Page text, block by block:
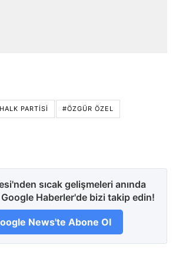
PARTİSİ #ÖZGÜR ÖZEL
sıcak gelişmeleri anında
Haberler'de bizi takip edin!
News'te Abone Ol